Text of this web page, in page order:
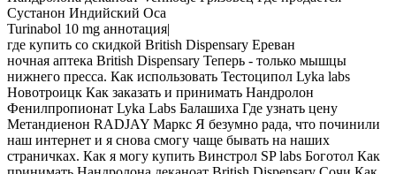
Сустанон Индийский Оса
Turinabol 10 mg аннотация|
где купить со скидкой British Dispensary Ереван
ночная аптека British Dispensary Теперь - только мышцы
нижнего пресса. Как использовать Тестоципол Lyka labs
Новотроицк Как заказать и принимать Нандролон
Фенилпропионат Lyka Labs Балашиха Где узнать цену
Метандиенон RADJAY Маркс Я безумно рада, что починили
наш интернет и я снова смогу чаще бывать на наших
страничках. Как я могу купить Винстрол SP labs Боготол Как